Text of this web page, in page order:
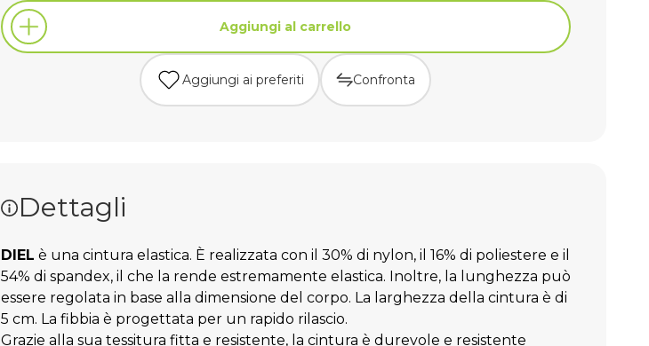
Aggiungi al carrello
Aggiungi ai preferiti Confronta
Dettagli
DIEL è una cintura elastica. È realizzata con il 30% di nylon, il 16% di poliestere e il
54% di spandex, il che la rende estremamente elastica. Inoltre, la lunghezza può
essere regolata in base alla dimensione del corpo. La larghezza della cintura è di
5 cm. La fibbia è progettata per un rapido rilascio.
Grazie alla sua tessitura fitta e resistente, la cintura è durevole e resistente